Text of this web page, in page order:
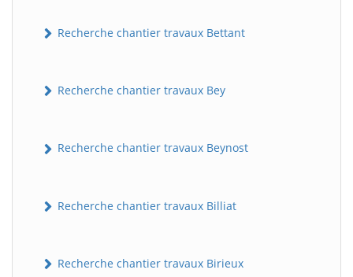
Recherche chantier travaux Bettant
Recherche chantier travaux Bey
Recherche chantier travaux Beynost
Recherche chantier travaux Billiat
Recherche chantier travaux Birieux